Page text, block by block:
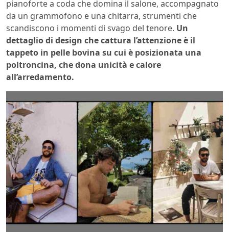
pianoforte a coda che domina il salone, accompagnato
da un grammofono e una chitarra, strumenti che
scandiscono i momenti di svago del tenore. Un
dettaglio di design che cattura l’attenzione è il
tappeto in pelle bovina su cui è posizionata una
poltroncina, che dona unicità e calore
all’arredamento.